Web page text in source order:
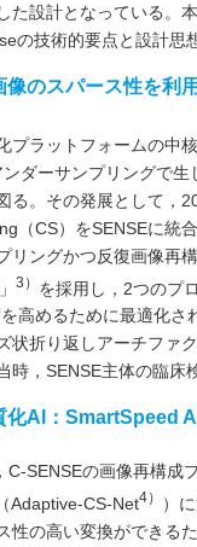
た設計となっている。
の技術的要点と設計思
像のスパース性を利
プラットフォームの中
ダーサンプリングで
る。その発展として，
（CS）をSENSEに統
リングかつ反復画像再
3） を採用し，2つのプ
高めるために最適化
状折り返しアーチファ
時，SENSE主体の臨床
化AI：SmartSpeed AI
C-SENSEの画像再構成
Adaptive-CS-Net4） ）
性の高い変換ができる